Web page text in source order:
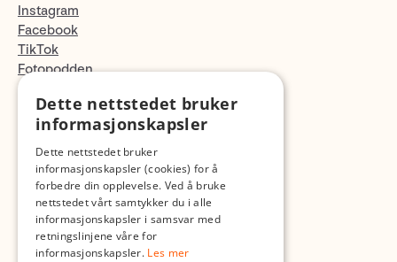
Instagram
Facebook
TikTok
Fotopodden
Med forbehold om skrive- og lagerfeil
Dette nettstedet bruker
informasjonskapsler
Dette nettstedet bruker
informasjonskapsler (cookies) for å
forbedre din opplevelse. Ved å bruke
nettstedet vårt samtykker du i alle
informasjonskapsler i samsvar med
retningslinjene våre for
informasjonskapsler. Les mer